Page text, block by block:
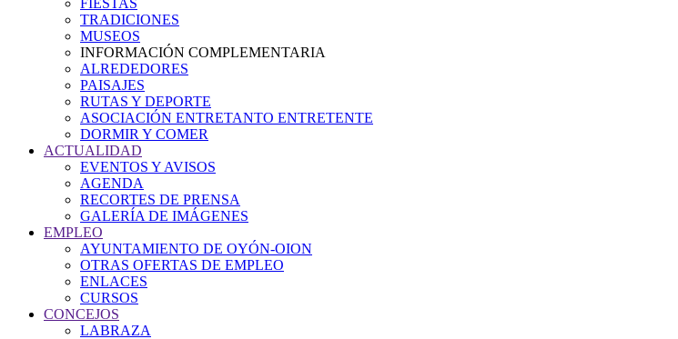
FIESTAS
TRADICIONES
MUSEOS
INFORMACIÓN COMPLEMENTARIA
ALREDEDORES
PAISAJES
RUTAS Y DEPORTE
ASOCIACIÓN ENTRETANTO ENTRETENTE
DORMIR Y COMER
ACTUALIDAD
EVENTOS Y AVISOS
AGENDA
RECORTES DE PRENSA
GALERÍA DE IMÁGENES
EMPLEO
AYUNTAMIENTO DE OYÓN-OION
OTRAS OFERTAS DE EMPLEO
ENLACES
CURSOS
CONCEJOS
LABRAZA